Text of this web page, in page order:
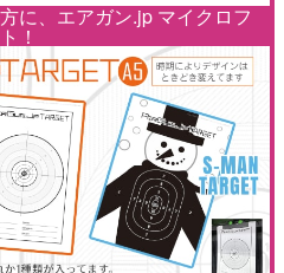
に、エアガン.jp マイクロフ
！